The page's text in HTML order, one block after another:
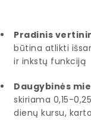
Pradinis
būtina atlikti
ir inkstų funkciją
Daugybinės
skiriama 0,15-
dienų kursu,